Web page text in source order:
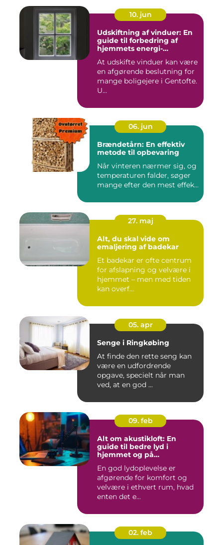
10. jun
Udskiftning af vinduer: En
guide til forbedring af
hjemmets energi-
At udskifte vinduer kan være
en afgørende beslutning for
mange boligejere i Gentofte.
U...
06. jun
Brændetårn: En effektiv
metode til opbevaring
Når vinteren nærmer sig, og
temperaturen falder, søger
mange efter den mest effek...
27. maj
Alt, du skal vide om
emaljering af badekar
Et badekar er ofte centrum
for afslapning og velvære i
hjemmet – men med tiden
kan overf...
05. apr
Senge i Ringkøbing
At finde den rette seng kan
være en udfordrende
opgave, specielt når man
ved, at en god ...
09. feb
Alt om akustikloft: En
guide til bedre lyd i
hjemmet og på
En god lydoplevelse er
afgørende for komfort og
velvære i ethvert rum, hvad
enten det e...
02. feb